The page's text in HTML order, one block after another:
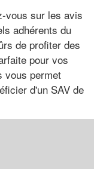
vous sur les avis
adhérents du
de profiter des
pour vos
vous permet
d'un SAV de